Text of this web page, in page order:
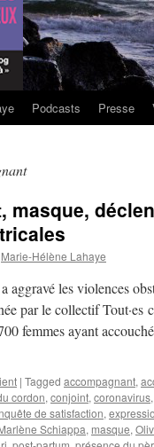
Podcasts Presse
masque,
Marie-Hélène Lahaye
aggravé les violences
par le collectif
femmes ayant
| Tagged accompagnant,
cordon, conjoint, coronavirus,
de satisfaction,
Schiappa, masque,